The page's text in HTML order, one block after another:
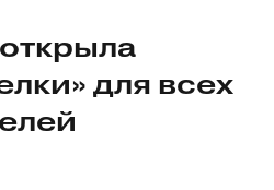
для всех